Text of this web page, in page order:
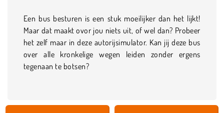
Een bus besturen is een stuk moeilijker dan het lijkt!
Maar dat maakt ovor jou niets uit, of wel dan? Probeer
het zelf maar in deze autorijsimulator. Kan jij deze bus
over alle kronkelige wegen leiden zonder ergens
tegenaan te botsen?